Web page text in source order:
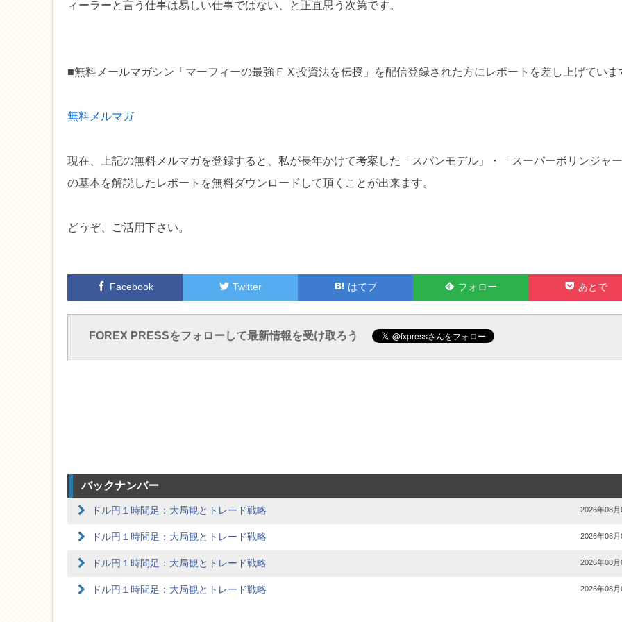
ィーラーと言う仕事は易しい仕事ではない、と正直思う次第です。
■無料メールマガシン「マーフィーの最強ＦＸ投資法を伝授」を配信登録された方にレポートを差し上げていま
無料メルマガ
現在、上記の無料メルマガを登録すると、私が長年かけて考案した「スパンモデル」・「スーパーボリンジャー
の基本を解説したレポートを無料ダウンロードして頂くことが出来ます。
どうぞ、ご活用下さい。
Facebook Twitter はてブ
Feedly
フォロー
Pocket
あとで
FOREX PRESSをフォローして最新情報を受け取ろう
バックナンバー
ドル円１時間足：大局観とトレード戦略 2026年08月
ドル円１時間足：大局観とトレード戦略 2026年08月
ドル円１時間足：大局観とトレード戦略 2026年08月
ドル円１時間足：大局観とトレード戦略 2026年08月